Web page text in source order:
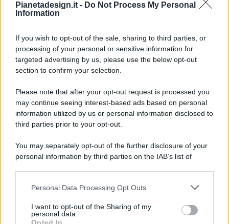
Pianetadesign.it - Do Not Process My Personal
Information
If you wish to opt-out of the sale, sharing to third parties, or
processing of your personal or sensitive information for
targeted advertising by us, please use the below opt-out
section to confirm your selection.
Please note that after your opt-out request is processed you
may continue seeing interest-based ads based on personal
information utilized by us or personal information disclosed to
third parties prior to your opt-out.
You may separately opt-out of the further disclosure of your
personal information by third parties on the IAB’s list of
This information may also be disclosed by us to third parties
disclose it to other third parties.
Personal Data Processing Opt Outs
I want to opt-out of the Sharing of my
personal data.
© 2026 - Pianeta Design - P.IVA 04827280654 - Testata
Registrata Al Tribunale Di Nocera Inferiore N. 8/2020 - RG N.
ISCRIZIONE AL ROC N. 35792 – ISCRITTA ALL’ANSO
(ASSOCIAZIONE NAZIONALE STAMPA ONLINE)
PREFERENZE PRIVACY